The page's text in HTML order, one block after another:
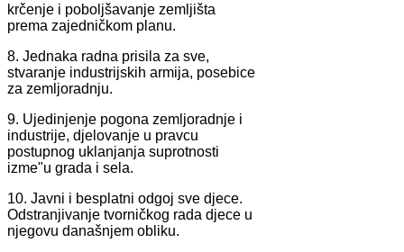
krčenje i poboljšavanje zemljišta
prema zajedničkom planu.
8. Jednaka radna prisila za sve,
stvaranje industrijskih armija, posebice
za zemljoradnju.
9. Ujedinjenje pogona zemljoradnje i
industrije, djelovanje u pravcu
postupnog uklanjanja suprotnosti
izme"u grada i sela.
10. Javni i besplatni odgoj sve djece.
Odstranjivanje tvorničkog rada djece u
njegovu današnjem obliku.